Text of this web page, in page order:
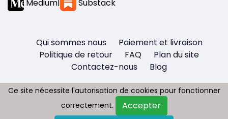
Medium| Substack
Qui sommes nous
Paiement et livraison
Politique de retour
FAQ
Plan du site
Contactez-nous
Blog
Copyright © 2026 - Tous droit réservés
Ce site nécessite l'autorisation de cookies pour fonctionner
correctement.
Accepter
Ce site nécessite l'autorisation de cookies pour fonctionner
correctement.
Accepter